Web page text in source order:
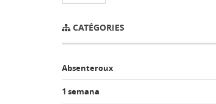
CATÉGORIES
Absenteroux
1 semana